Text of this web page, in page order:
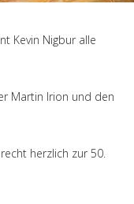
Kevin Nigbur alle
Martin Irion und den
herzlich zur 50.